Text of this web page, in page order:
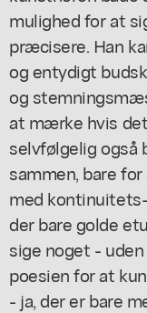
mulighed for at
præcisere. Han
og entydigt
og
at mærke hvis
selvfølgelig også
sammen, bare
med
der bare golde
sige noget -
poesien for at
- ja, der er bare